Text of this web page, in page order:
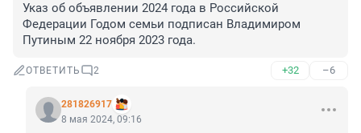
Указ об объявлении 2024 года в Российской
Федерации Годом семьи подписан Владимиром
Путиным 22 ноября 2023 года.
ОТВЕТИТЬ 2 +32 –6
281826917
8 мая 2024, 09:16